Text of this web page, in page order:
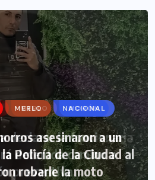
MERLO NACIONAL
asesinaron a un
Policía de la Ciudad al
robarle la moto
MERLO MORÓN
declarar la funcionaria
detenida camino a
preventiva